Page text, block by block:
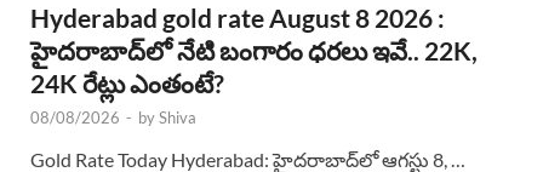
Hyderabad gold rate August 8 2026 :
హైదరాబాద్‌లో నేటి బంగారం ధరలు ఇవే.. 22K,
24K రేట్లు ఎంతంటే?
08/08/2026 - byShiva
Gold Rate Today Hyderabad: హైదరాబాద్‌లో ఆగస్టు 8, …